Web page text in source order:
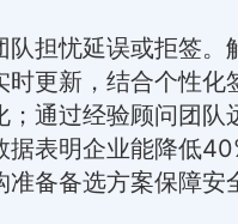
担忧延误或拒签。
更新，结合个性化
；通过经验顾问团队
表明企业能降低
备备选方案保障安